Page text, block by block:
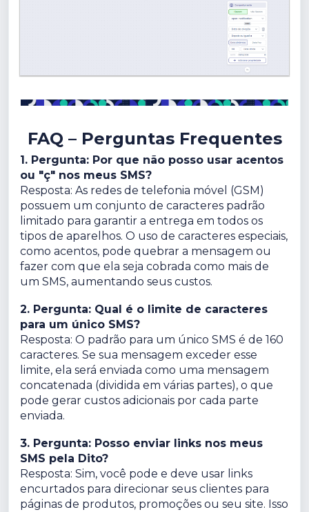
FAQ – Perguntas Frequentes
1. Pergunta: Por que não posso usar acentos
ou "ç" nos meus SMS?
Resposta: As redes de telefonia móvel (GSM)
possuem um conjunto de caracteres padrão
limitado para garantir a entrega em todos os
tipos de aparelhos. O uso de caracteres especiais,
como acentos, pode quebrar a mensagem ou
fazer com que ela seja cobrada como mais de
um SMS, aumentando seus custos.
2. Pergunta: Qual é o limite de caracteres
para um único SMS?
Resposta: O padrão para um único SMS é de 160
caracteres. Se sua mensagem exceder esse
limite, ela será enviada como uma mensagem
concatenada (dividida em várias partes), o que
pode gerar custos adicionais por cada parte
enviada.
3. Pergunta: Posso enviar links nos meus
SMS pela Dito?
Resposta: Sim, você pode e deve usar links
encurtados para direcionar seus clientes para
páginas de produtos, promoções ou seu site. Isso